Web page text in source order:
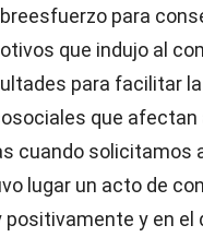
para
que indujo al
para facilitar
que afectan
cuando solicitamos
lugar un acto de
y en el